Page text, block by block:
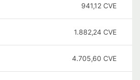
941,12 CVE
1.882,24 CVE
4.705,60 CVE